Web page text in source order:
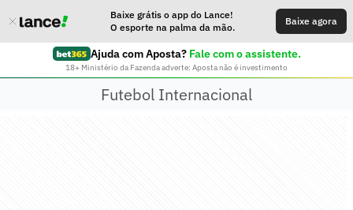
Baixe grátis o app do Lance!
O esporte na palma da mão.
Baixe agora
Ajuda com Aposta? Fale com o assistente.
18+ Ministério da Fazenda adverte: Aposta não é investimento
Futebol Internacional